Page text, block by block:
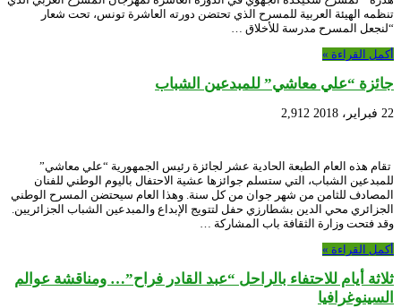
تنظمه الهيئة العربية للمسرح الذي تحتضن دورته العاشرة تونس، تحت شعار
“لنجعل المسرح مدرسة للأخلاق …
أكمل القراءة »
جائزة “علي معاشي” للمبدعين الشباب
22 فبراير، 2018 2,912
تقام هذه العام الطبعة الحادية عشر لجائزة رئيس الجمهورية “علي معاشي”
للمبدعين الشباب، التي ستسلم جوائزها عشية الاحتفال باليوم الوطني للفنان
المصادف للثامن من شهر جوان من كل سنة. وهذا العام سيحتضن المسرح الوطني
الجزائري محي الدين بشطارزي حفل لتتويج الإبداع والمبدعين الشباب الجزائريين.
وقد فتحت وزارة الثقافة باب المشاركة …
أكمل القراءة »
ثلاثة أيام للاحتفاء بالراحل “عبد القادر فراح”… ومناقشة عوالم
السينوغرافيا